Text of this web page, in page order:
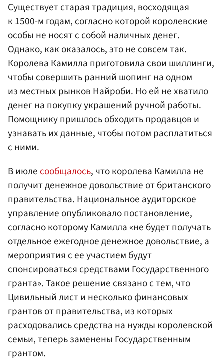
Существует старая традиция, восходящая
к 1500-м годам, согласно которой королевские
особы не носят с собой наличных денег.
Однако, как оказалось, это не совсем так.
Королева Камилла приготовила свои шиллинги,
чтобы совершить ранний шопинг на одном
из местных рынковНайроби. Но ей не хватило
денег на покупку украшений ручной работы.
Помощнику пришлось обходить продавцов и
узнавать их данные, чтобы потом расплатиться
с ними.
В июле сообщалось, что королева Камилла не
получит денежное довольствие от британского
правительства. Национальное аудиторское
управление опубликовало постановление,
согласно которому Камилла «не будет получать
отдельное ежегодное денежное довольствие, а
мероприятия с ее участием будут
спонсироваться средствами Государственного
гранта». Такое решение связано с тем, что
Цивильный лист и несколько финансовых
грантов от правительства, из которых
расходовались средства на нужды королевской
семьи, теперь заменены Государственным
грантом.